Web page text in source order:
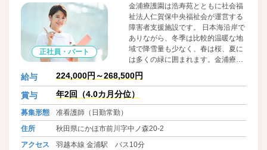
正社員・パート
金浦療護園は浩寿苑とともに社会福
祉法人仁賀保中央福祉会が運営する
障害者支援施設です。 日本海沿岸で
ありながら、冬季は比較的温暖な地
域で降雪量も少なく、春は桜、夏に
は多くの緑に囲まれます。金浦療護
園は、身体障害者であって、常時支
援を必要とするご利用者様に入所い
ただき、利用者の意思を尊重し、利
用者の立場に立った適切な治療及び
す。
給与 224,000円～268,500円
賞与 年2回（4.0カ月分位）
募集形態
准看護師（日勤常勤）
住所
秋田県にかほ市前川字中ノ森20-2
アクセス
羽越本線 金浦駅 バス10分